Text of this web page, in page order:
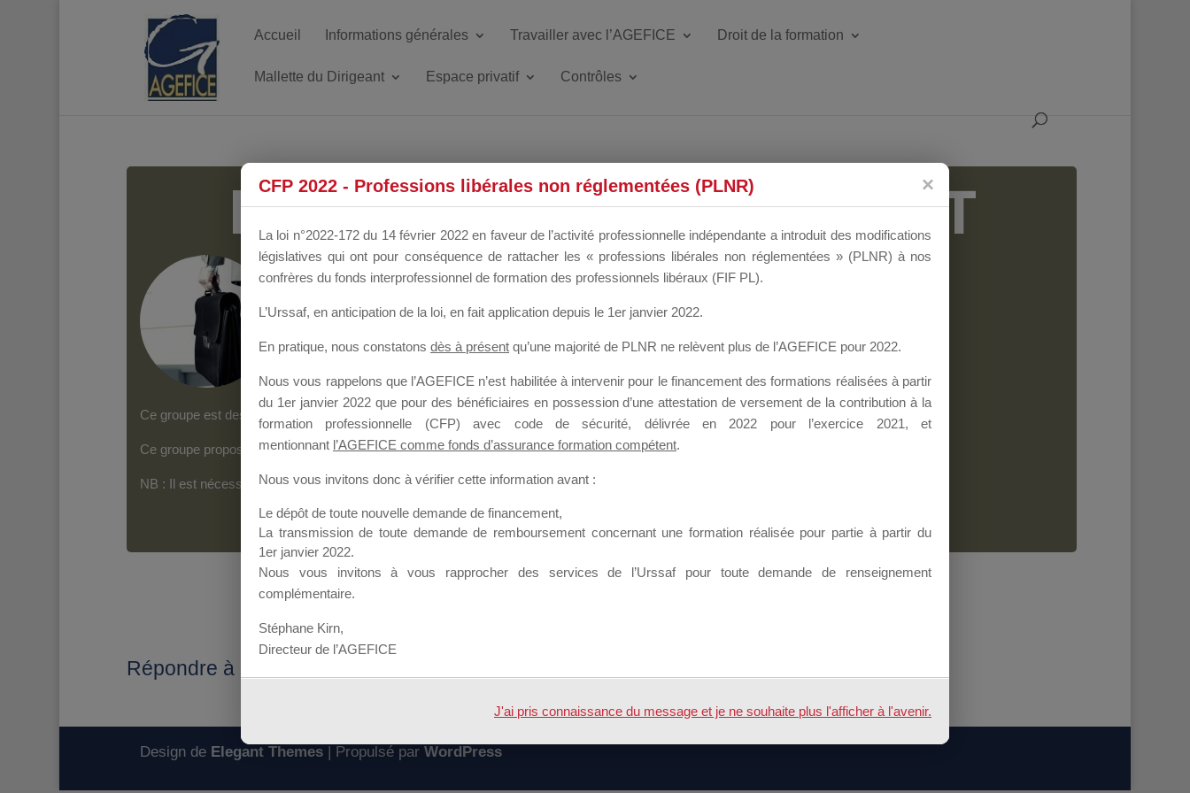
Accueil Informations générales Travailler avec l’AGEFICE Droit de la formation
Mallette du Dirigeant Espace privatif Contrôles
MALLETTE DU DIRIGEANT
Groupe Public il y a un mois
Ce groupe est destiné aux Organismes de Formation qui souhaitent répondre à l’Appel à Propositions Mallette du Dirigeant.
Ce groupe propose un forum dédié au support sur lequel il est possible de laisser un message ou poser une question.
NB : Il est nécessaire d’êtreinscrit(e)pour pouvoir rejoindre ce groupe
Répondre à : Inscription malette du dirigeant
Design de Elegant Themes| Propulsé par WordPress
CFP 2022 - Professions libérales non réglementées (PLNR)
La loi n°2022-172 du 14 février 2022 en faveur de l’activité professionnelle indépendante a introduit des modifications
législatives qui ont pour conséquence de rattacher les « professions libérales non réglementées » (PLNR) à nos
confrères du fonds interprofessionnel de formation des professionnels libéraux (FIF PL).
L’Urssaf, en anticipation de la loi, en fait application depuis le 1er janvier 2022.
En pratique, nous constatons dès à présent qu’une majorité de PLNR ne relèvent plus de l’AGEFICE pour 2022.
Nous vous rappelons que l’AGEFICE n’est habilitée à intervenir pour le financement des formations réalisées à partir
du 1er janvier 2022 que pour des bénéficiaires en possession d’une attestation de versement de la contribution à la
formation professionnelle (CFP) avec code de sécurité, délivrée en 2022 pour l’exercice 2021, et
mentionnant l’AGEFICE comme fonds d’assurance formation compétent.
Nous vous invitons donc à vérifier cette information avant :
Le dépôt de toute nouvelle demande de financement,
La transmission de toute demande de remboursement concernant une formation réalisée pour partie à partir du
1er janvier 2022.
Nous vous invitons à vous rapprocher des services de l’Urssaf pour toute demande de renseignement
complémentaire.
Stéphane Kirn,
Directeur de l’AGEFICE
J'ai pris connaissance du message et je ne souhaite plus l'afficher à l'avenir.